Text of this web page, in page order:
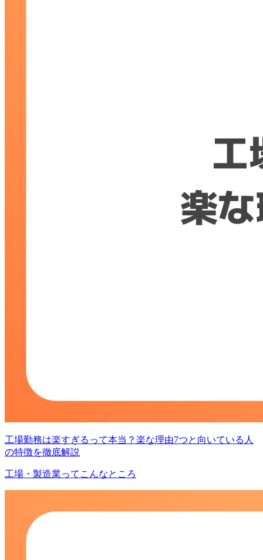
工場勤務は楽すぎるって本当？楽な理由7つと向いている人
の特徴を徹底解説
工場・製造業ってこんなところ